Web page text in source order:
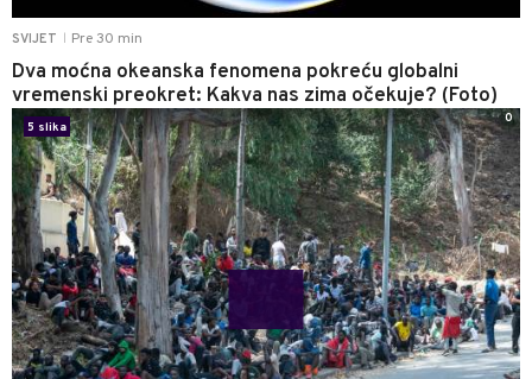
SVIJET Pre 30 min
Dva moćna okeanska fenomena pokreću globalni
vremenski preokret: Kakva nas zima očekuje? (Foto)
5 slika
0